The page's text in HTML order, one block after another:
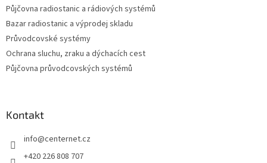
Půjčovna radiostanic a rádiových systémů
Bazar radiostanic a výprodej skladu
Průvodcovské systémy
Ochrana sluchu, zraku a dýchacích cest
Půjčovna průvodcovských systémů
Kontakt
info@centernet.cz
+420 226 808 707